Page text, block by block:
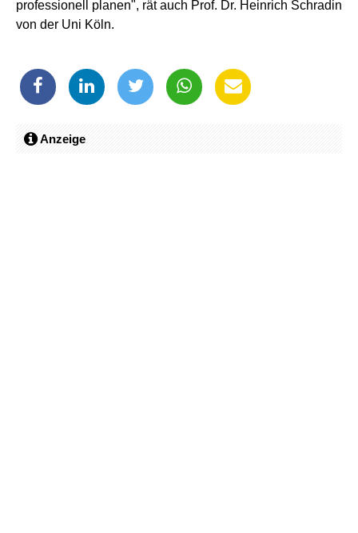
professionell planen", rät auch Prof. Dr. Heinrich Schradin
von der Uni Köln.
Anzeige